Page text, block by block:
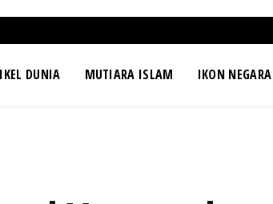
DUNIA MUTIARA ISLAM IKON NEGARA